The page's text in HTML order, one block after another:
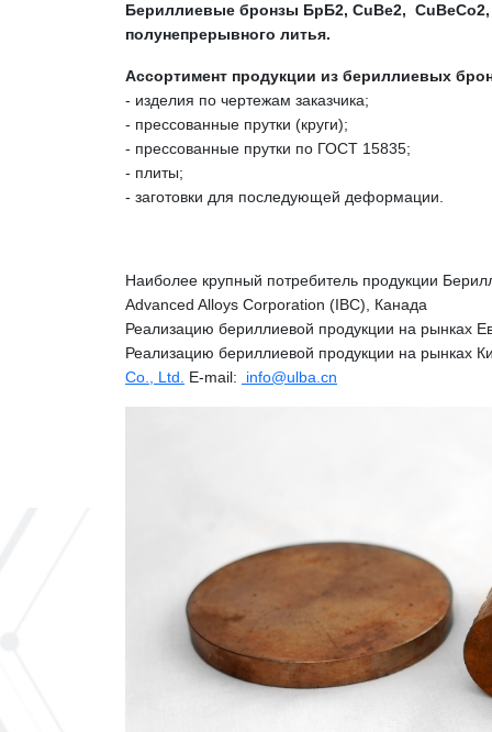
Бериллиевые бронзы БрБ2, CuBe2,
полунепрерывного литья.
Ассортимент продукции из бериллиевых
- изделия по чертежам заказчика;
- прессованные прутки (круги);
- прессованные прутки по ГОСТ 15835;
- плиты;
- заготовки для последующей деформации.
Наиболее крупный потребитель продукции
Advanced Alloys Corporation (IBC), Канада
Реализацию бериллиевой продукции на рынках
Реализацию бериллиевой продукции на рынках
Co., Ltd.
E-mail: info@ulba.cn